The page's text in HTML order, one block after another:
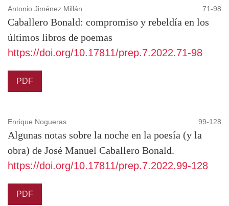
Antonio Jiménez Millán 71-98
Caballero Bonald: compromiso y rebeldía en los
últimos libros de poemas
https://doi.org/10.17811/prep.7.2022.71-98
PDF
Enrique Nogueras 99-128
Algunas notas sobre la noche en la poesía (y la
obra) de José Manuel Caballero Bonald.
https://doi.org/10.17811/prep.7.2022.99-128
PDF